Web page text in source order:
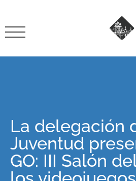
La delegación
Juventud
GO: III Salón